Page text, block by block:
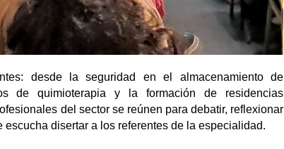
desde la seguridad en el almacenamiento de
de quimioterapia y la formación de residencias
del sector se reúnen para debatir, reflexionar
disertar a los referentes de la especialidad.